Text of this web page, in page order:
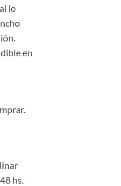
lo
en
hs.